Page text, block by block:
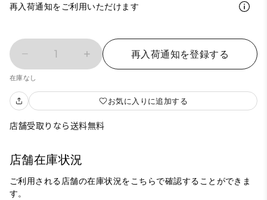
再入荷通知をご利用いただけます
1 再入荷通知を登録する
在庫なし
お気に入りに追加する
店舗受取りなら送料無料
店舗在庫状況
ご利用される店舗の在庫状況をこちらで確認することができま
す。